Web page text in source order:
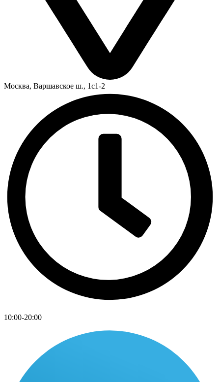
Москва, Варшавское ш., 1с1-2
10:00-20:00